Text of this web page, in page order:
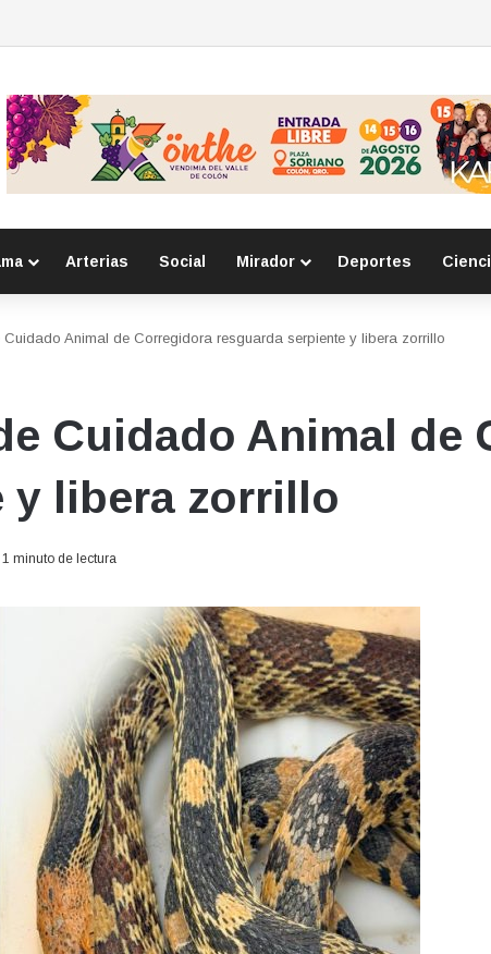
para evaluar el servicio
Arterias Social Mirador Deportes
Cuidado Animal de Corregidora resguarda serpiente y libera zorrillo
Cuidado Animal de
y libera zorrillo
1 minuto de lectura